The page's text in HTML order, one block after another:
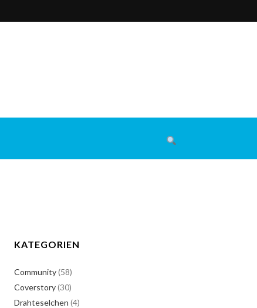
KATEGORIEN
Community(58)
Coverstory(30)
Drahteselchen (4)